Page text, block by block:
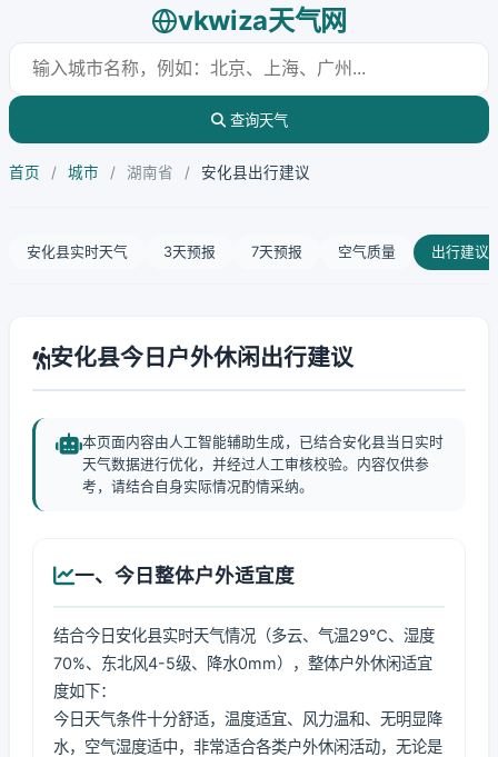
vkwiza天气网
查询天气
首页 / 城市 / 湖南省 / 安化县出行建议
安化县实时天气 3天预报 7天预报 空气质量 出行建议
安化县今日户外休闲出行建议
本页面内容由人工智能辅助生成，已结合安化县当日实时
天气数据进行优化，并经过人工审核校验。内容仅供参
考，请结合自身实际情况酌情采纳。
一、今日整体户外适宜度
结合今日安化县实时天气情况（多云、气温29℃、湿度
70%、东北风4-5级、降水0mm），整体户外休闲适宜
度如下：
今日天气条件十分舒适，温度适宜、风力温和、无明显降
水，空气湿度适中，非常适合各类户外休闲活动，无论是